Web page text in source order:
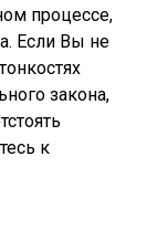
процессе,
Если Вы не
закона,
к